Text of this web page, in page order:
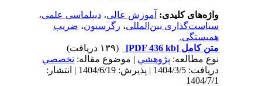
واژه‌های کلیدی:آموزش عالی،دیپلماسی علمی،
سیاست‌گذاری بین‌المللی،رگرسیون،ضریب
همبستگی.
متن کامل[PDF 436 kb]
نوع مطالعه:پژوهشي| موضوع مقاله:تخصصي
دریافت: 1404/3/5 | پذیرش: 1404/6/19 | انتشار:
1404/7/1